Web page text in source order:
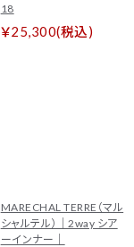
18
￥25,300(税込)
MARECHAL TERRE（マル
シャルテル）｜2way シア
ーインナー｜